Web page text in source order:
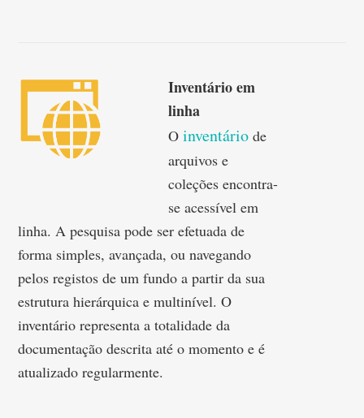
Inventário em
linha
Oinventáriode
arquivos e
coleções encontra-
se acessível em
linha. A pesquisa pode ser efetuada de
forma simples, avançada, ou navegando
pelos registos de um fundo a partir da sua
estrutura hierárquica e multinível. O
inventário representa a totalidade da
documentação descrita até o momento e é
atualizado regularmente.